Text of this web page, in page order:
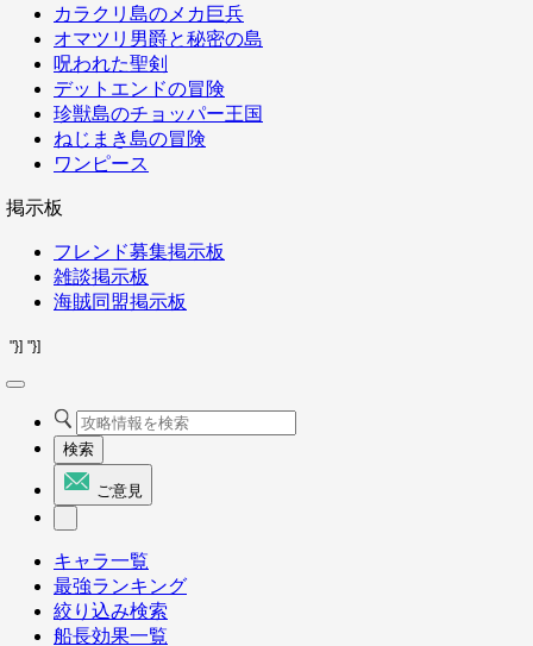
カラクリ島のメカ巨兵
オマツリ男爵と秘密の島
呪われた聖剣
デットエンドの冒険
珍獣島のチョッパー王国
ねじまき島の冒険
ワンピース
掲示板
フレンド募集掲示板
雑談掲示板
海賊同盟掲示板
"}] "}]
検索
ご意見
キャラ一覧
最強ランキング
絞り込み検索
船長効果一覧